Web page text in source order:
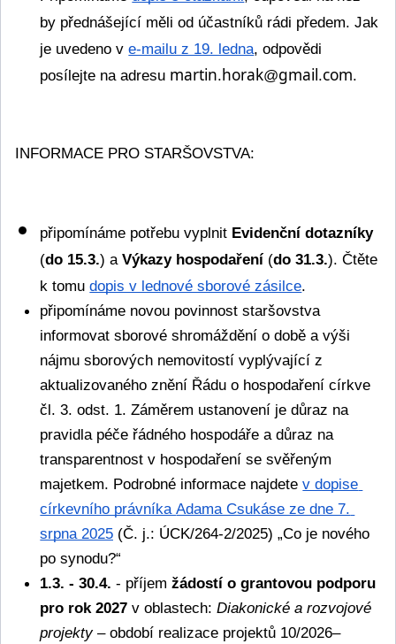
by přednášející měli od účastníků rádi předem. Jak
je uvedeno v e-mailu z 19. ledna, odpovědi
posílejte na adresu martin.horak@gmail.com.
INFORMACE PRO STARŠOVSTVA:
připomínáme potřebu vyplnit Evidenční dotazníky
(do 15.3.) a Výkazy hospodaření (do 31.3.). Čtěte
k tomu dopis v lednové sborové zásilce.
připomínáme novou povinnost staršovstva
informovat sborové shromáždění o době a výši
nájmu sborových nemovitostí vyplývající z
aktualizovaného znění Řádu o hospodaření církve
čl. 3. odst. 1. Záměrem ustanovení je důraz na
pravidla péče řádného hospodáře a důraz na
transparentnost v hospodaření se svěřeným
majetkem. Podrobné informace najdete v dopise
církevního právníka Adama Csukáse ze dne 7.
srpna 2025 (Č. j.: ÚCK/264-2/2025) „Co je nového
po synodu?“
1.3. - 30.4. - příjem žádostí o grantovou podporu
pro rok 2027 v oblastech: Diakonické a rozvojové
projekty – období realizace projektů 10/2026–